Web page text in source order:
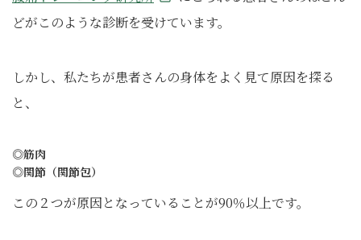
どがこのような診断を受けています。
しかし、私たちが患者さんの身体をよく見て原因を探る
と、
◎筋肉
◎関節（関節包）
この２つが原因となっていることが90％以上です。